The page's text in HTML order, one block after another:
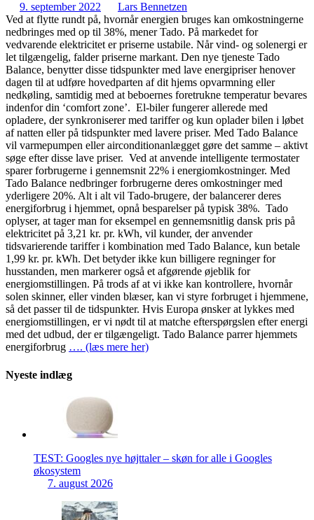
9. september 2022
Lars Bennetzen
Ved at flytte rundt på, hvornår energien bruges kan omkostningerne
nedbringes med op til 38%, mener Tado. På markedet for
vedvarende elektricitet er priserne ustabile. Når vind- og solenergi er
let tilgængelig, falder priserne markant. Den nye tjeneste Tado
Balance, benytter disse tidspunkter med lave energipriser henover
dagen til at udføre hovedparten af dit hjems opvarmning eller
nedkøling, samtidig med at beboernes foretrukne temperatur bevares
indenfor din ‘comfort zone’. El-biler fungerer allerede med
opladere, der synkroniserer med tariffer og kun oplader bilen i løbet
af natten eller på tidspunkter med lavere priser. Med Tado Balance
vil varmepumpen eller airconditionanlægget gøre det samme – aktivt
søge efter disse lave priser. Ved at anvende intelligente termostater
sparer forbrugerne i gennemsnit 22% i energiomkostninger. Med
Tado Balance nedbringer forbrugerne deres omkostninger med
yderligere 20%. Alt i alt vil Tado-brugere, der balancerer deres
energiforbrug i hjemmet, opnå besparelser på typisk 38%. Tado
oplyser, at tager man for eksempel en gennemsnitlig dansk pris på
elektricitet på 3,21 kr. pr. kWh, vil kunder, der anvender
tidsvarierende tariffer i kombination med Tado Balance, kun betale
1,99 kr. pr. kWh. Det betyder ikke kun billigere regninger for
husstanden, men markerer også et afgørende øjeblik for
energiomstillingen. På trods af at vi ikke kan kontrollere, hvornår
solen skinner, eller vinden blæser, kan vi styre forbruget i hjemmene,
så det passer til de tidspunkter. Hvis Europa ønsker at lykkes med
energiomstillingen, er vi nødt til at matche efterspørgslen efter energi
med det udbud, der er tilgængeligt. Tado Balance parrer hjemmets
energiforbrug …. (læs mere her)
Nyeste indlæg
TEST: Googles nye højttaler – skøn for alle i Googles
økosystem
7. august 2026